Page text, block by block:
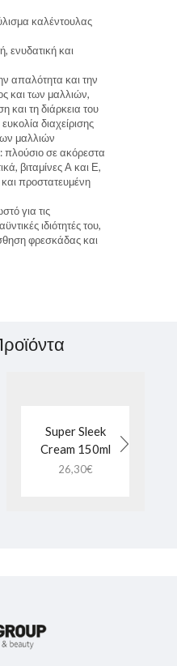
καλέντουλας
ενυδατική και
απαλότητα και την
και των μαλλιών,
και τη διάρκεια του
διαχείρισης
μαλλιών
πλούσιο σε ακόρεστα
βιταμίνες Α και Ε,
προστατευμένη
για τις
ιδιότητές του,
φρεσκάδας και
Super Sleek
Cream 150ml
26,30€